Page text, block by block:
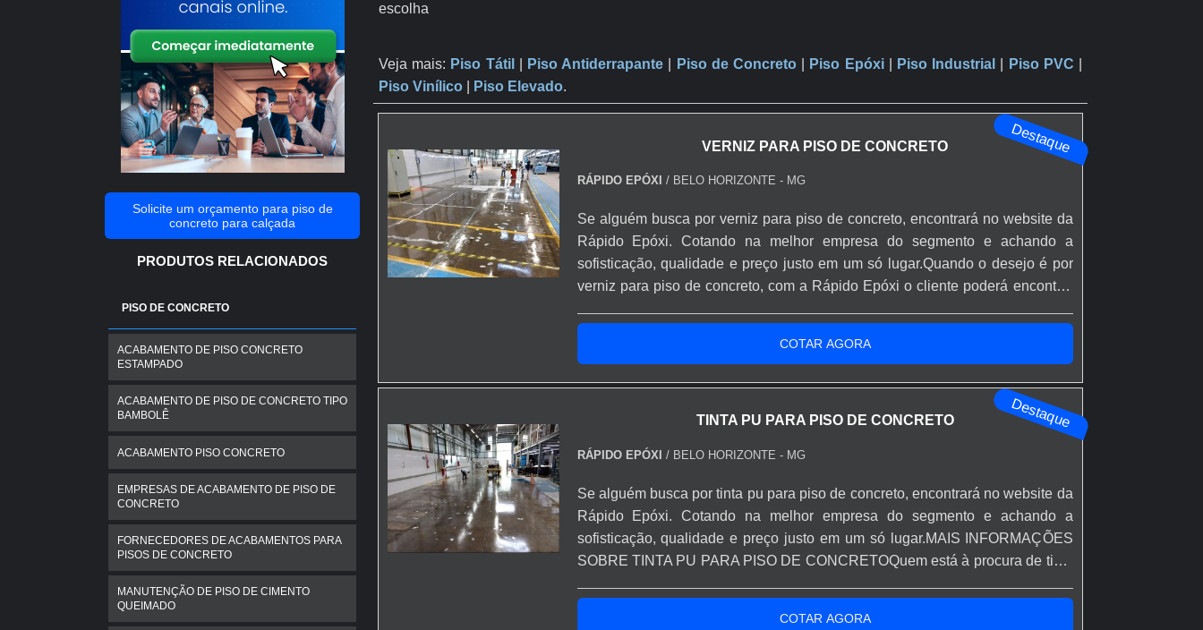
Solicite um orçamento para piso de
concreto para calçada
PRODUTOS RELACIONADOS
PISO DE CONCRETO
ACABAMENTO DE PISO CONCRETO
ESTAMPADO
ACABAMENTO DE PISO DE CONCRETO TIPO
BAMBOLÊ
ACABAMENTO PISO CONCRETO
EMPRESAS DE ACABAMENTO DE PISO DE
CONCRETO
FORNECEDORES DE ACABAMENTOS PARA
PISOS DE CONCRETO
MANUTENÇÃO DE PISO DE CIMENTO
QUEIMADO
escolha
Veja mais: Piso Tátil Piso Antiderrapante Piso de Concreto Piso Epóxi| Piso Industrial Piso PVC
Piso Vinílico
Piso Elevado.
Destaque
VERNIZ PARA PISO DE CONCRETO
RÁPIDO EPÓXI / BELO HORIZONTE - MG
Se alguém busca por verniz para piso de concreto, encontrará no website da
Rápido Epóxi. Cotando na melhor empresa do segmento e achando a
sofisticação, qualidade e preço justo em um só lugar.Quando o desejo é por
verniz para piso de concreto, com a Rápido Epóxi o cliente poderá encontrar
ferramentas para aplicação de base epóxi.MAIS INFORMAÇÕES SOBRE
COTAR AGORA
Destaque
TINTA PU PARA PISO DE CONCRETO
RÁPIDO EPÓXI / BELO HORIZONTE - MG
Se alguém busca por tinta pu para piso de concreto, encontrará no website da
Rápido Epóxi. Cotando na melhor empresa do segmento e achando a
sofisticação, qualidade e preço justo em um só lugar.MAIS INFORMAÇÕES
SOBRE TINTA PU PARA PISO DE CONCRETOQuem está à procura de tinta
Epóxi. A empresa tem em seu escopo resina epóxi autonivelante transparente
COTAR AGORA